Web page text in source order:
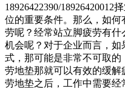
18926422390/
位的重要条件。那么，如
劳呢？经常站立脚疲劳有
机会呢？对于企业而言，
式，那可能是非常不可取
劳地垫那就可以有效的缓
劳地垫之后，工作中需要